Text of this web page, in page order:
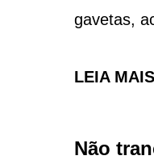
gavetas,
LEIA
Não